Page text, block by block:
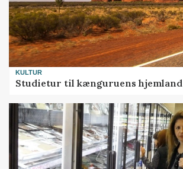
KULTUR
Studietur til kænguruens hjemland